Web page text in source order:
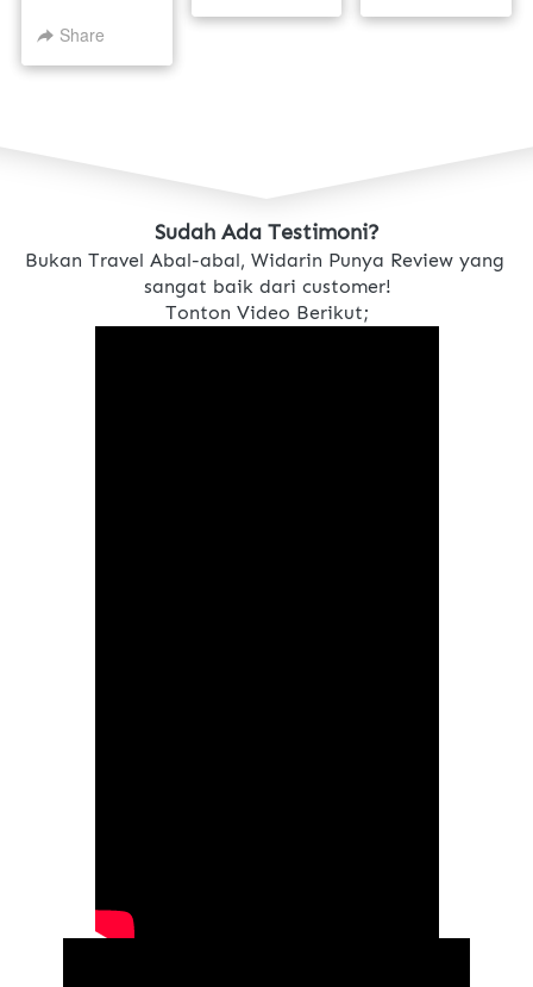
2026Share
Sudah Ada Testimoni?
Bukan Travel Abal-abal, Widarin Punya Review yang
sangat baik dari customer!
Tonton Video Berikut;